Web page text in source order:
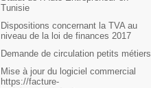
Tunisie
Dispositions concernant la TVA au
niveau de la loi de finances 2017
Demande de circulation petits métiers
Mise à jour du logiciel commercial
https://facture-